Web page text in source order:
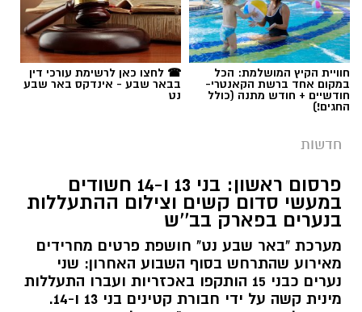
תגים:משטרה
קרדיט: משטרת ישראל
חוויית הקיץ המושלמת: הכל
במקום אחד ברשת הקאנטרי-
חודשיים + חודש מתנה (כולל
החגים!)
☎ לחצו כאן לרשימת עורכי דין
בבאר שבע - אינדקס באר שבע
נט
חדשות
פרסום ראשון: בני 13 ו-14 חשודים
במעשי סדום קשים וצילום ההתעללות
בנערים בפארק בב''ש
מערכת "באר שבע נט" חושפת פרטים מחרידים
מאירוע שהתרחש בסוף השבוע האחרון: שני
נערים כבני 15 הותקפו באכזריות ועברו התעללות
מינית קשה על ידי חבורת קטינים בני 13 ו-14.